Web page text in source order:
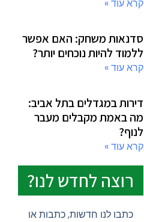
קרא עוד »
סדנאות משחק: האם אפשר
ללמוד להיות נוכחים יותר?
קרא עוד »
דירות במגדלים בתל אביב:
מה באמת מקבלים מעבר
לנוף?
קרא עוד »
רוצה לחדש לנו?
כתבו לנו חדשות, כתבות או